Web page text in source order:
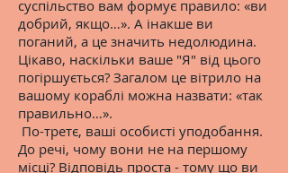
суспільство вам формує правило: «ви
добрий, якщо…». А інакше ви
поганий, а це значить недолюдина.
Цікаво, наскільки ваше "Я" від цього
погіршується? Загалом це вітрило на
вашому кораблі можна назвати: «так
правильно…».
По-третє, ваші особисті уподобання.
До речі, чому вони не на першому
місці? Відповідь проста - тому що ви